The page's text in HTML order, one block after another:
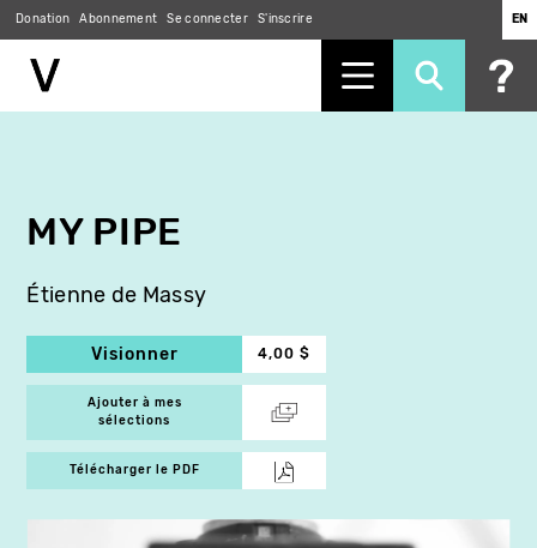
Donation Abonnement Se connecter S'inscrire EN
MY PIPE
Étienne de Massy
Visionner 4,00 $
Ajouter à mes
sélections
Télécharger le PDF